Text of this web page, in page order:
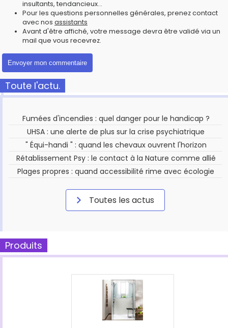
insultants, tendancieux...
Pour les questions personnelles générales, prenez contact
avec nos assistants
Avant d'être affiché, votre message devra être validé via un
mail que vous recevrez.
Toute l'actu.
Fumées d'incendies : quel danger pour le handicap ?
UHSA : une alerte de plus sur la crise psychiatrique
" Équi-handi " : quand les chevaux ouvrent l'horizon
Rétablissement Psy : le contact à la Nature comme allié
Plages propres : quand accessibilité rime avec écologie
Toutes les actus
Produits